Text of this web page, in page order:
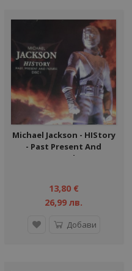
Michael Jackson ‎- HIStory
- Past Present And
Future - Book I - 2 CD
13,80 €
26,99 лв.
Добави